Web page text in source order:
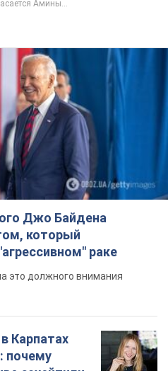
Джо Байдена
который
раке
это должного внимания
Карпатах
почему
захейтили
в